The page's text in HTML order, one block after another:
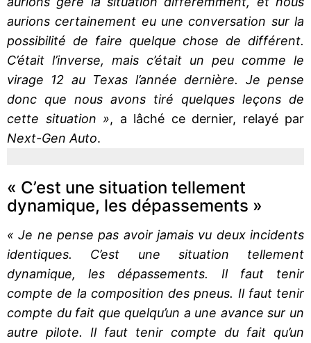
aurions certainement eu une conversation sur la
possibilité de faire quelque chose de différent.
C’était l’inverse, mais c’était un peu comme le
virage 12 au Texas l’année dernière. Je pense
donc que nous avons tiré quelques leçons de
cette situation », a lâché ce dernier, relayé par
Next-Gen Auto.
« C’est une situation tellement
dynamique, les dépassements »
« Je ne pense pas avoir jamais vu deux incidents
identiques. C’est une situation tellement
dynamique, les dépassements. Il faut tenir
compte de la composition des pneus. Il faut tenir
compte du fait que quelqu’un a une avance sur un
autre pilote. Il faut tenir compte du fait qu’un